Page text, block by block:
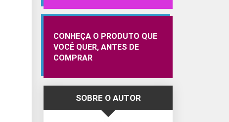
CONHEÇA O PRODUTO QUE
VOCÊ QUER, ANTES DE
COMPRAR
SOBRE O AUTOR